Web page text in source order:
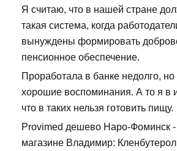
Я считаю, что в нашей стране
такая система, когда
вынуждены формировать
пенсионное обеспечение.
Проработала в банке недолго, но
хорошие воспоминания. А то я в
что в таких нельзя готовить пищу.
Provimed дешево Наро-Фоминск -
магазине Владимир: